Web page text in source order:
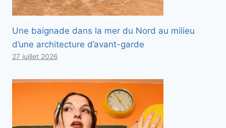
Une baignade dans la mer du Nord au milieu
d’une architecture d’avant-garde
27 juillet 2026